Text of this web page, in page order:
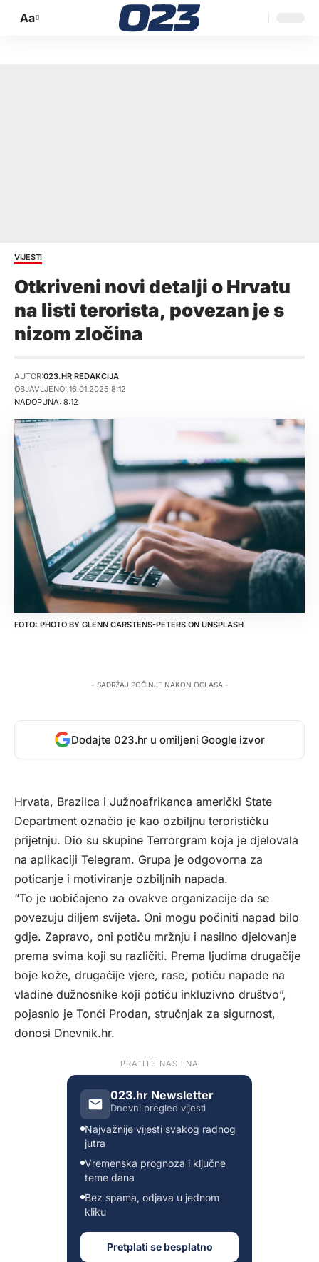
Promijeni
Aa
VIJESTI
Otkriveni novi detalji o Hrvatu
na listi terorista, povezan je s
nizom zločina
NADOPUNA: 8:12
AUTOR:023.HR REDAKCIJA
OBJAVLJENO: 16.01.2025 8:12
PHOTO BY GLENN CARSTENS-PETERS ON UNSPLASH
- SADRŽAJ POČINJE NAKON OGLASA -
Dodajte 023.hr u omiljeni Google izvor
Hrvata, Brazilca i Južnoafrikanca američki State
Department označio je kao ozbiljnu terorističku
prijetnju. Dio su skupine Terrorgram koja je djelovala
na aplikaciji Telegram. Grupa je odgovorna za
poticanje i motiviranje ozbiljnih napada.
“To je uobičajeno za ovakve organizacije da se
povezuju diljem svijeta. Oni mogu počiniti napad bilo
gdje. Zapravo, oni potiču mržnju i nasilno djelovanje
prema svima koji su različiti. Prema ljudima drugačije
boje kože, drugačije vjere, rase, potiču napade na
vladine dužnosnike koji potiču inkluzivno društvo”,
pojasnio je Tonći Prodan, stručnjak za sigurnost,
donosi Dnevnik.hr.
PRATITE NAS I NA
023.hr Newsletter
Dnevni pregled vijesti
Najvažnije vijesti svakog radnog
jutra
Vremenska prognoza i ključne
teme dana
Bez spama, odjava u jednom
kliku
Pretplati se besplatno